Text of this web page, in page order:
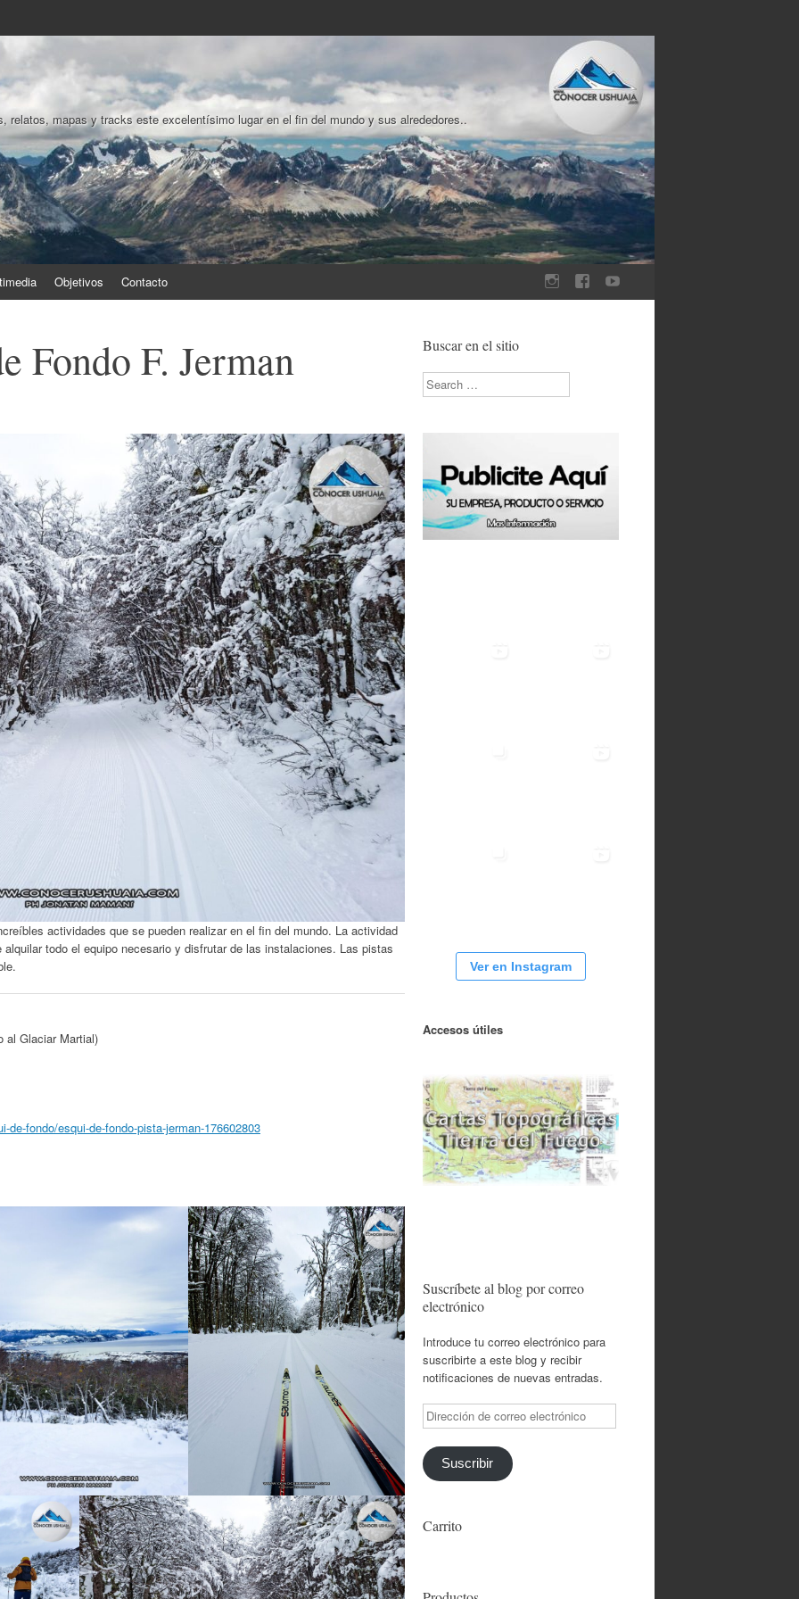
relatos, mapas y tracks este excelentísimo lugar en el fin del mundo y sus alrededores..
Objetivos Contacto
Fondo F. Jerman
actividades que se pueden realizar en el fin del mundo. La actividad
todo el equipo necesario y disfrutar de las instalaciones. Las pistas
al Glaciar Martial)
fondo/esqui-de-fondo-pista-jerman-176602803
Buscar en el sitio
Search
Ver en Instagram
Accesos útiles
Suscríbete al blog por correo
electrónico
Introduce tu correo electrónico para
suscribirte a este blog y recibir
notificaciones de nuevas entradas.
Dirección
de
correo
electrónico
Suscribir
Carrito